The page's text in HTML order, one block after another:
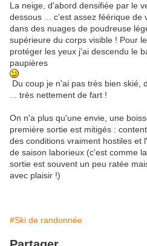
La neige, d'abord densifiée par le
dessous ... c'est assez féérique de
dans des nuages de poudreuse
supérieure du corps visible ! Pour
protéger les yeux j'ai descendu le
paupières
Du coup je n'ai pas très bien skié,
... très nettement de fart !
On n'a plus qu'une envie, une
première sortie est mitigés :
des conditions vraiment hostiles et
de saison laborieux (c'est comme
sortie est souvent un peu ratée
avec plaisir !)
#Ski de randonnée